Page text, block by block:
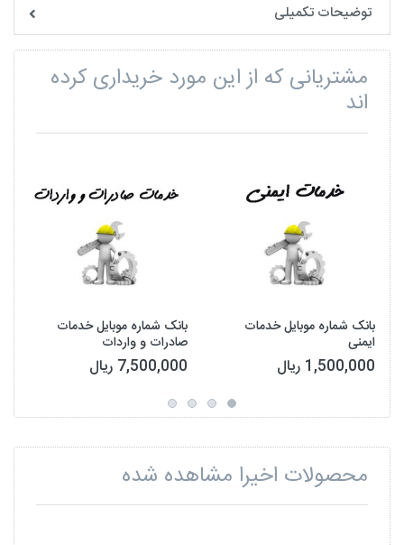
توضیحات تکمیلی
مشتریانی که از این مورد خریداری کرده
اند
بانک شماره موبایل خدمات
ایمنی
1,500,000 ریال
بانک شماره موبایل خدمات
صادرات و واردات
7,500,000 ریال
محصولات اخیرا مشاهده شده